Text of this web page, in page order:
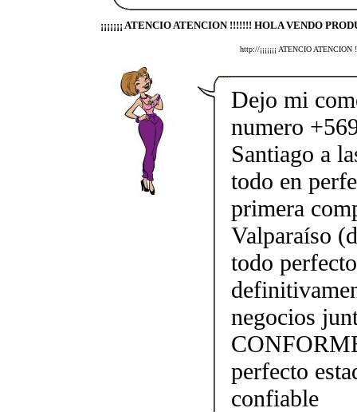
¡¡¡¡¡¡¡ ATENCIO ATENCION !!!!!!! HOLA VENDO
http://¡¡¡¡¡¡¡ ATENCIO
Dejo mi
numero
Santiago a
todo en
primera
Valparaíso
todo
negocios
perfecto
confiable